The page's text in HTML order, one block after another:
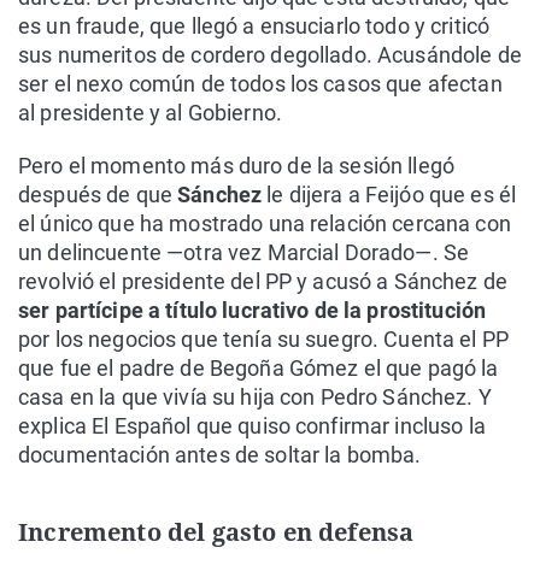
es un fraude, que llegó a ensuciarlo todo y criticó
sus numeritos de cordero degollado. Acusándole de
ser el nexo común de todos los casos que afectan
al presidente y al Gobierno.
Pero el momento más duro de la sesión llegó
después de queSánchez le dijera a Feijóo que es él
el único que ha mostrado una relación cercana con
un delincuente —otra vez Marcial Dorado—. Se
revolvió el presidente del PP y acusó a Sánchez de
ser partícipe a título lucrativo de la prostitución
por los negocios que tenía su suegro. Cuenta el PP
que fue el padre de Begoña Gómez el que pagó la
casa en la que vivía su hija con Pedro Sánchez. Y
explica El Español que quiso confirmar incluso la
documentación antes de soltar la bomba.
Incremento del gasto en defensa